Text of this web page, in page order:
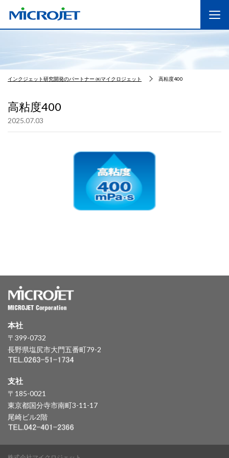
インクジェット研究開発のパートナー ㈱マイクロジェット 高粘度400
高粘度400
2025.07.03
本社
〒399-0732
長野県塩尻市大門五番町79-2
支社
〒185-0021
東京都国分寺市南町3-11-17
尾崎ビル2階